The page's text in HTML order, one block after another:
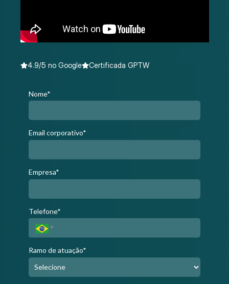
4.9/5 no Google Certificada GPTW
Nome*
Email corporativo*
Empresa*
Telefone*
Ramo de atuação*